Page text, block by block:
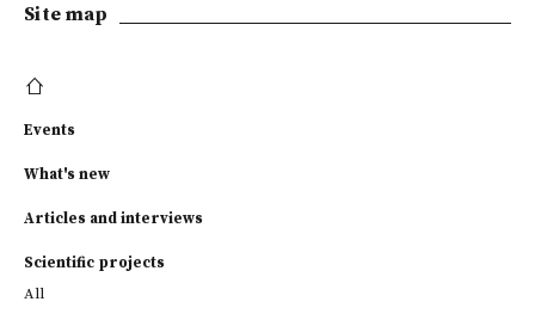
Site map
Events
What's new
Articles and interviews
Scientific projects
All